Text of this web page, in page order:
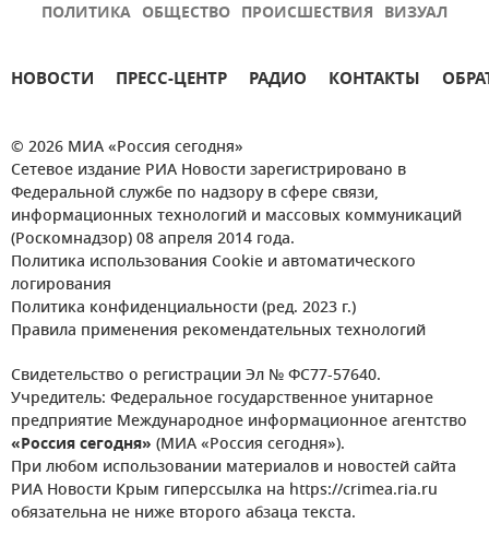
ПОЛИТИКА ОБЩЕСТВО ПРОИСШЕСТВИЯ ВИЗУАЛ
НОВОСТИ ПРЕСС-ЦЕНТР РАДИО КОНТАКТЫ
© 2026 МИА «Россия сегодня»
Сетевое издание РИА Новости зарегистрировано в
Федеральной службе по надзору в сфере связи,
информационных технологий и массовых коммуникаций
(Роскомнадзор) 08 апреля 2014 года.
Политика использования Cookie и автоматического
логирования
Политика конфиденциальности (ред. 2023 г.)
Правила применения рекомендательных технологий
Свидетельство о регистрации Эл № ФС77-57640.
Учредитель: Федеральное государственное унитарное
предприятие Международное информационное агентство
«Россия сегодня» (МИА «Россия сегодня»).
При любом использовании материалов и новостей сайта
РИА Новости Крым гиперссылка на https://crimea.ria.ru
обязательна не ниже второго абзаца текста.